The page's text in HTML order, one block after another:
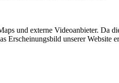
und externe Videoanbieter. Da
Erscheinungsbild unserer